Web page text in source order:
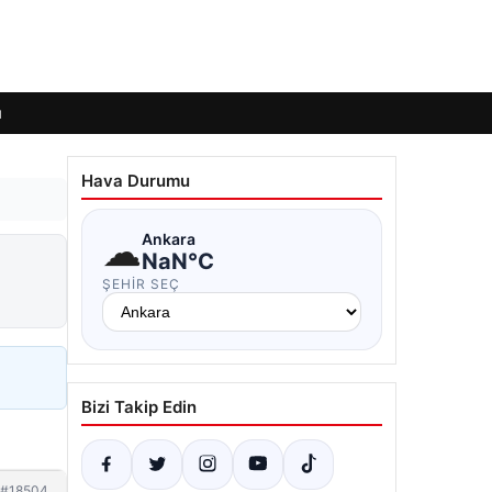
Hava Durumu
☁Ankara
NaN°C
ŞEHIR SEÇ
Bizi Takip Edin